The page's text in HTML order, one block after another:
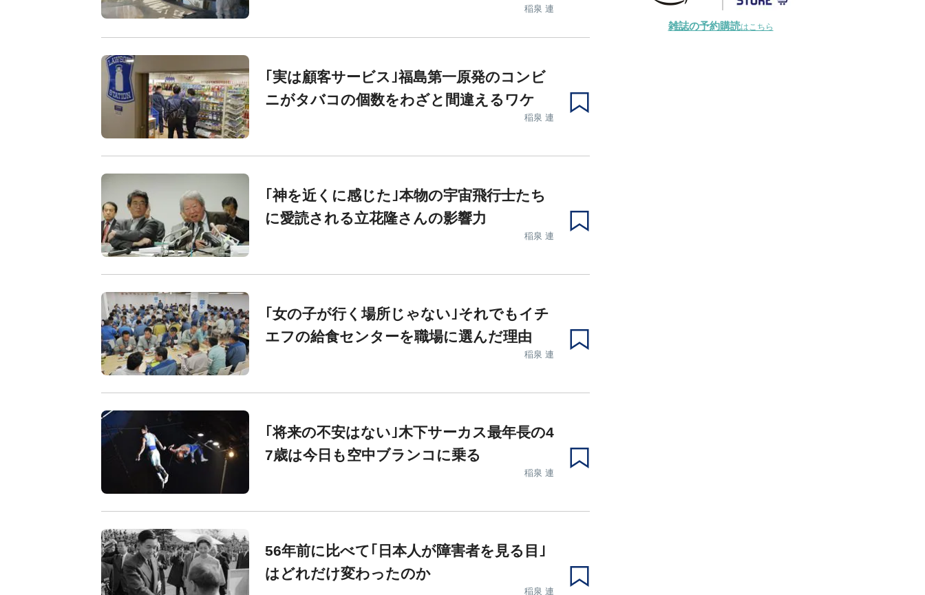
稲泉 連
｢実は顧客サービス｣福島第一原発のコンビ
ニがタバコの個数をわざと間違えるワケ
稲泉 連
｢神を近くに感じた｣本物の宇宙飛行士たち
に愛読される立花隆さんの影響力
稲泉 連
｢女の子が行く場所じゃない｣それでもイチ
エフの給食センターを職場に選んだ理由
稲泉 連
｢将来の不安はない｣木下サーカス最年長の4
7歳は今日も空中ブランコに乗る
稲泉 連
56年前に比べて｢日本人が障害者を見る目｣
はどれだけ変わったのか
稲泉 連
雑誌の予約購読はこちら